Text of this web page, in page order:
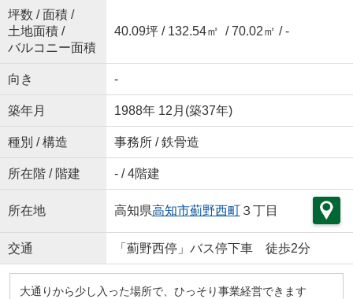
坪数 / 面積 /
土地面積 /
バルコニー面積
40.09坪 / 132.54㎡ / 70.02㎡ / -
向き -
築年月 1988年 12月(築37年)
種別 / 構造 事務所 / 鉄骨造
所在階 / 階建 - / 4階建
所在地 高知県高知市薊野西町３丁目
交通 「薊野西停」バス停下車 徒歩2分
大通りから少し入った場所で、ひっそり事業経営できます